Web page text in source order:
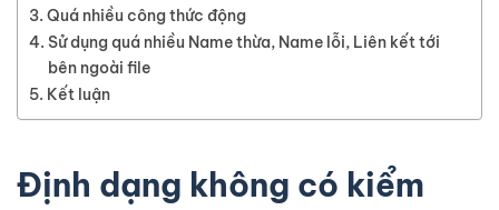
Quá nhiều công thức động
Sử dụng quá nhiều Name thừa, Name lỗi, Liên kết tới
bên ngoài file
Kết luận
Định dạng không có kiểm